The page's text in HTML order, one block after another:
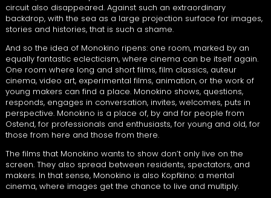
circuit also disappeared. Against such an extraordinary
backdrop, with the sea as a large projection surface for images,
stories and histories, that is such a shame.
And so the idea of Monokino ripens: one room, marked by an
equally fantastic eclecticism, where cinema can be itself again.
One room where long and short films, film classics, auteur
cinema, video art, experimental films, animation, or the work of
young makers can find a place. Monokino shows, questions,
responds, engages in conversation, invites, welcomes, puts in
perspective. Monokino is a place of, by and for people from
Ostend, for professionals and enthusiasts, for young and old, for
those from here and those from there.
The films that Monokino wants to show don’t only live on the
screen. They also spread between residents, spectators, and
makers. In that sense, Monokino is also Kopfkino: a mental
cinema, where images get the chance to live and multiply.